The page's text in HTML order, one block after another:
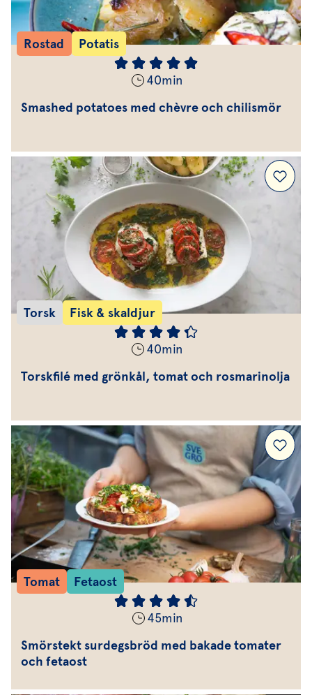
Rostad Potatis
40min
Smashed potatoes med chèvre och chilismör
Torsk Fisk & skaldjur
40min
Torskfilé med grönkål, tomat och rosmarinolja
Tomat Fetaost
45min
Smörstekt surdegsbröd med bakade tomater
och fetaost